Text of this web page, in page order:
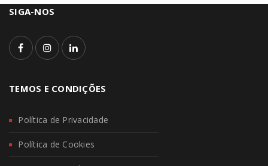
SIGA-NOS
TEMOS E CONDIÇÕES
Política de Privacidade
Política de Cookies